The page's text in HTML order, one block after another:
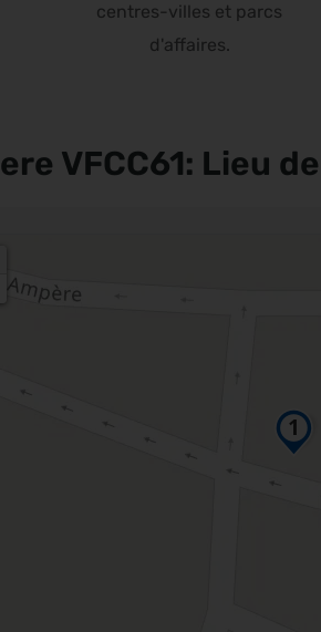
centres-villes et parcs
d'affaires.
VFCC61: Lieu